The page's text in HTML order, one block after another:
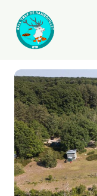
contenu